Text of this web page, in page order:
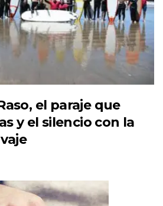
el paraje que
y el silencio con la